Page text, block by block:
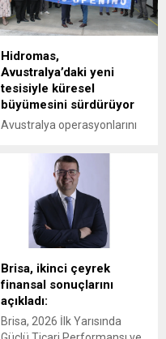
Hidromas,
Avustralya’daki yeni
tesisiyle küresel
büyümesini sürdürüyor
Avustralya operasyonlarını
Epping'deki yeni tesisinin
açılışıyla güçlendiren
Hidromas, küresel çapta
genişlemeye devam ediyor.
Brisa, ikinci çeyrek
finansal sonuçlarını
açıkladı:
Brisa, 2026 İlk Yarısında